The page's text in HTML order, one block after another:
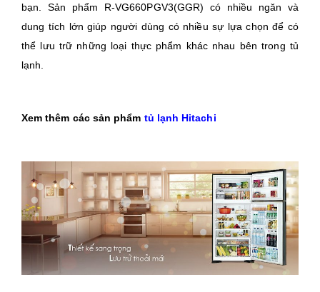
bạn. Sản phẩm R-VG660PGV3(GGR) có nhiều ngăn và
dung tích lớn giúp người dùng có nhiều sự lựa chọn để có
thể lưu trữ những loại thực phẩm khác nhau bên trong tủ
lạnh.
Xem thêm các sản phẩm tủ lạnh Hitachi